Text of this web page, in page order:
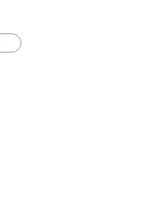
Theme toggle